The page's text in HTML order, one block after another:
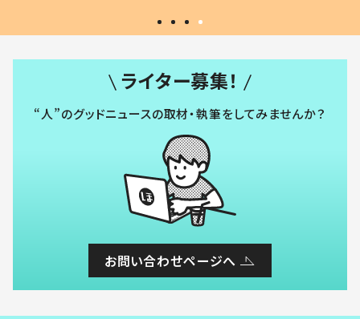
ライター募集！
“人”のグッドニュースの取材・執筆をしてみませんか？
お問い合わせページへ